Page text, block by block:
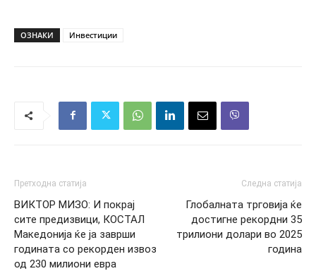
ОЗНАКИ Инвестиции
Претходна статија
ВИКТОР МИЗО: И покрај
сите предизвици, КОСТАЛ
Македонија ќе ја заврши
годината со рекорден извоз
од 230 милиони евра
Следна статија
Глобалната трговија ќе
достигне рекордни 35
трилиони долари во 2025
година